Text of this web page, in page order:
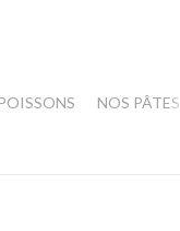
NOS PÂTES